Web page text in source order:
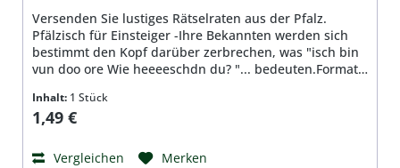
Versenden Sie lustiges Rätselraten aus der Pfalz.
Pfälzisch für Einsteiger -Ihre Bekannten werden sich
bestimmt den Kopf darüber zerbrechen, was "isch bin
vun doo ore Wie heeeeschdn du? "... bedeuten.Format:
350g/qm, beidseitig bedruckt, hochglanzbeschichtet
Inhalt: 1 Stück
Regulärer Preis:
1,49 €
Vergleichen Merken